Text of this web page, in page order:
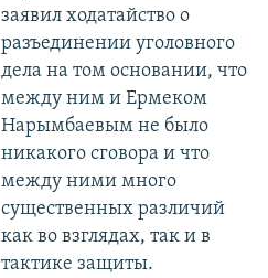
заявил ходатайство о
разъединении уголовного
дела на том основании, что
между ним и Ермеком
Нарымбаевым не было
никакого сговора и что
между ними много
существенных различий
как во взглядах, так и в
тактике защиты.